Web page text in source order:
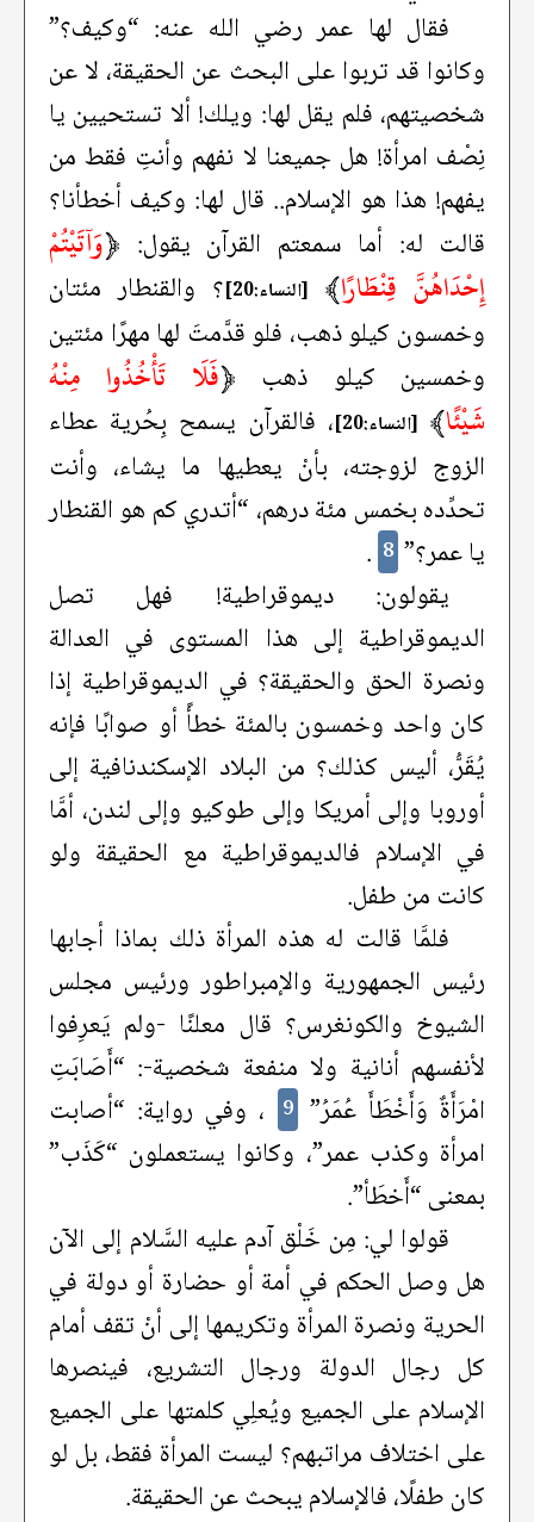
فقال لها عمر رضي الله عنه: “وكيف؟”
وكانوا قد تربوا على البحث عن الحقيقة، لا عن
شخصيتهم، فلم يقل لها: ويلك! ألا تستحيين يا
نِصْف امرأة! هل جميعنا لا نفهم وأنتِ فقط من
يفهم! هذا هو الإسلام.. قال لها: وكيف أخطأنا؟
قالت له: أما سمعتم القرآن يقول: ﴿وَآتَيْتُمْ
إِحْدَاهُنَّ قِنْطَارًا﴾ [النساء:20]
؟ والقنطار مئتان
وخمسون كيلو ذهب، فلو قدَّمتَ لها مهرًا مئتين
وخمسين كيلو ذهب ﴿فَلَا تَأْخُذُوا مِنْهُ
شَيْئًا﴾ [النساء:20]
، فالقرآن يسمح بِحُرية عطاء
الزوج لزوجته، بأنْ يعطيها ما يشاء، وأنت
تحدِّده بخمس مئة درهم، “أتدري كم هو القنطار
يا عمر؟” 8
.
يقولون: ديموقراطية! فهل تصل
الديموقراطية إلى هذا المستوى في العدالة
ونصرة الحق والحقيقة؟ في الديموقراطية إذا
كان واحد وخمسون بالمئة خطأً أو صوابًا فإنه
يُقَرُّ، أليس كذلك؟ من البلاد الإسكندنافية إلى
أوروبا وإلى أمريكا وإلى طوكيو وإلى لندن، أمَّا
في الإسلام فالديموقراطية مع الحقيقة ولو
كانت من طفل.
فلمَّا قالت له هذه المرأة ذلك بماذا أجابها
رئيس الجمهورية والإمبراطور ورئيس مجلس
الشيوخ والكونغرس؟ قال معلنًا -ولم يَعرِفوا
لأنفسهم أنانية ولا منفعة شخصية-: “أَصَابَتِ
امْرَأَةٌ وَأَخْطَأَ عُمَرُ” 9
، وفي رواية: “أصابت
امرأة وكذب عمر”، وكانوا يستعملون “كَذَب”
بمعنى “أَخطَأ”.
قولوا لي: مِن خَلْق آدم عليه السَّلام إلى الآن
هل وصل الحكم في أمة أو حضارة أو دولة في
الحرية ونصرة المرأة وتكريمها إلى أنْ تقف أمام
كل رجال الدولة ورجال التشريع، فينصرها
الإسلام على الجميع ويُعلِي كلمتها على الجميع
على اختلاف مراتبهم؟ ليست المرأة فقط، بل لو
كان طفلًا، فالإسلام يبحث عن الحقيقة.